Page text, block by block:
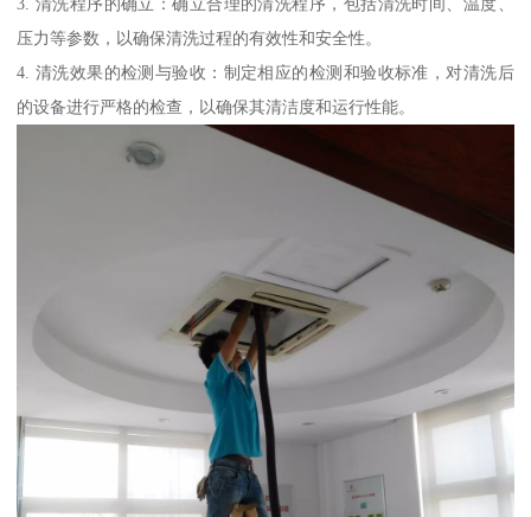
压力等参数，以确保清洗过程的有效性和安全性。
4. 清洗效果的检测与验收：制定相应的检测和验收标准，对清洗后
的设备进行严格的检查，以确保其清洁度和运行性能。